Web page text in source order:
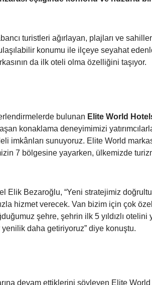
turistleri ağırlayan, plajları ve
konumu ile ilçeye seyahat
da ilk oteli olma özelliğini taşıyor.
bulunan Elite World
konaklama deneyimimizi
imkânları sunuyoruz. Elite World
7 bölgesine yayarken, ülkemizde
Elik Bezaroğlu, “Yeni stratejimiz
hizmet verecek. Van bizim için çok
şehre, şehrin ilk 5 yıldızlı otelini
yenilik daha getiriyoruz” diye konuştu.
devam ettiklerini söyleyen Elite World